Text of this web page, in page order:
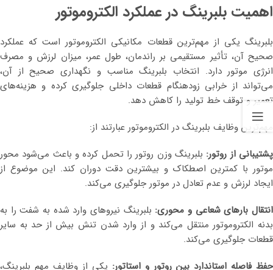
اهمیت بلبرینگ در عملکرد الکتروموتور
بلبرینگ یکی از مهم‌ترین قطعات مکانیکی الکتروموتور است که عملکرد
صحیح آن، تأثیر مستقیمی بر راندمان، طول عمر، میزان لرزش و مصرف
انرژی موتور دارد. انتخاب بلبرینگ مناسب و نگهداری صحیح از آن،
می‌تواند از خرابی زودهنگام قطعات داخلی جلوگیری کرده و هزینه‌های
تعمیر و توقف خط تولید را کاهش دهد.
مهم‌ترین وظایف بلبرینگ در الکتروموتور عبارتند از:
پشتیبانی از روتور: بلبرینگ وزن روتور را تحمل کرده و باعث می‌شود محور
موتور با کمترین اصطکاک و بیشترین دقت دوران کند. این موضوع از
ایجاد لرزش و عدم تعادل در موتور جلوگیری می‌کند.
انتقال بارهای شعاعی و محوری: بلبرینگ نیروهای وارد شده به شفت را به
بدنه الکتروموتور منتقل می‌کند و از وارد شدن تنش بیش از حد به سایر
قطعات جلوگیری می‌کند.
حفظ فاصله استاندارد بین روتور و استاتور: یکی از وظایف مهم بلبرینگ،